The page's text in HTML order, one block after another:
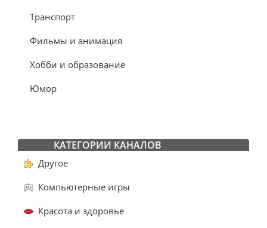
Транспорт
Фильмы и анимация
Хобби и образование
Юмор
КАТЕГОРИИ КАНАЛОВ
Другое
Компьютерные игры
Красота и здоровье